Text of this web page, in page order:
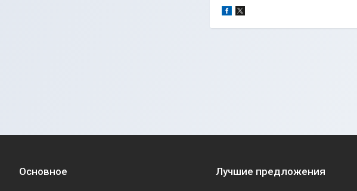
Основное Лучшие предложения